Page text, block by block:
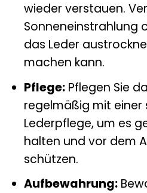
wieder verstauen.
Sonneneinstrahlung
das Leder
machen kann.
Pflege:Pflegen Sie
regelmäßig mit einer
Lederpflege, um es
halten und vor dem
schützen.
Aufbewahrung: